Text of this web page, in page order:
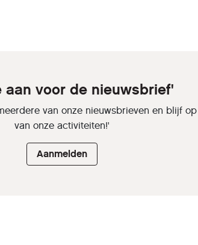
aan voor de nieuwsbrief'
van onze nieuwsbrieven en blijf
van onze activiteiten!'
Aanmelden